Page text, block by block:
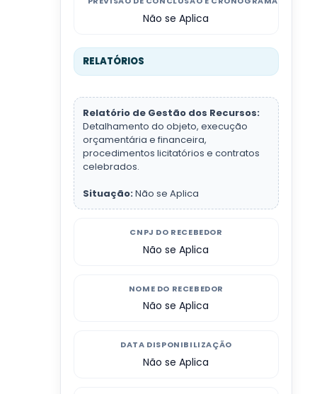
Não se Aplica
RELATÓRIOS
Relatório de Gestão dos Recursos:
Detalhamento do objeto, execução
orçamentária e financeira,
procedimentos licitatórios e contratos
celebrados.
Situação:Não se Aplica
CNPJ DO RECEBEDOR
Não se Aplica
NOME DO RECEBEDOR
Não se Aplica
DATA DISPONIBILIZAÇÃO
Não se Aplica